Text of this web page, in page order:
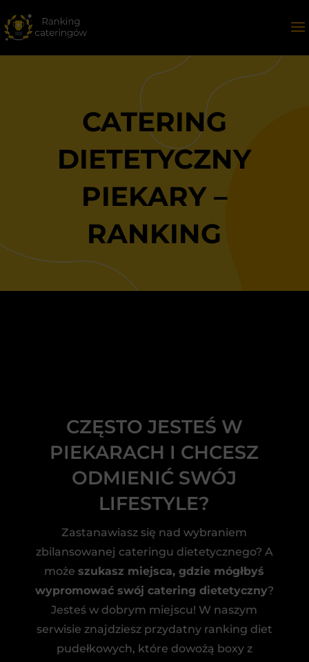
CATERING
DIETETYCZNY
PIEKARY –
RANKING
CZĘSTO JESTEŚ W
PIEKARACH I CHCESZ
ODMIENIĆ SWÓJ
LIFESTYLE?
Zastanawiasz się nad wybraniem
zbilansowanej cateringu dietetycznego? A
możeszukasz miejsca, gdzie mógłbyś
wypromować swój catering dietetyczny?
Jesteś w dobrym miejscu! W naszym
serwisie znajdziesz przydatny ranking diet
pudełkowych, które dowożą boxy z